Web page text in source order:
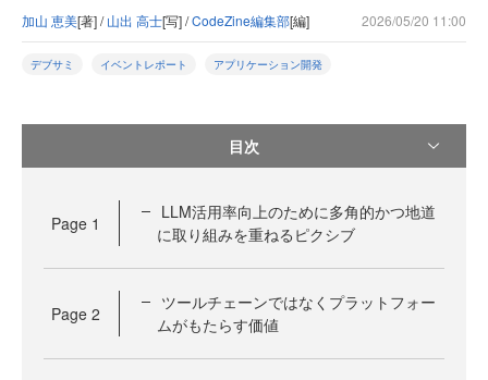
加山 恵美[著] /山出 高士[写] /CodeZine編集部[編] 2026/05/20 11:00
デブサミ イベントレポート アプリケーション開発
目次
Page 1
LLM活用率向上のために多角的かつ地道
に取り組みを重ねるピクシブ
Page 2
ツールチェーンではなくプラットフォー
ムがもたらす価値